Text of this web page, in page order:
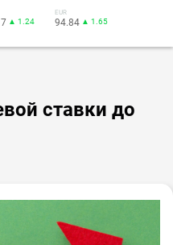
▲ 1.24
EUR
94.84 ▲ 1.65
ставки до